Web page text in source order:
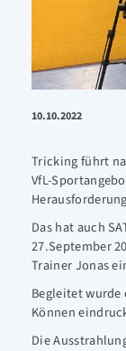
10.10.2022
Tricking führt
VfL-
Das hat auch
27.September
Trainer Jonas
Begleitet
Können
Die